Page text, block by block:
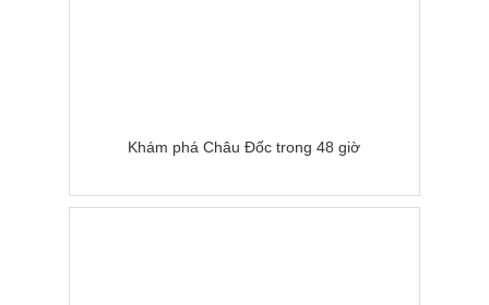
Khám phá Châu Đốc trong 48 giờ